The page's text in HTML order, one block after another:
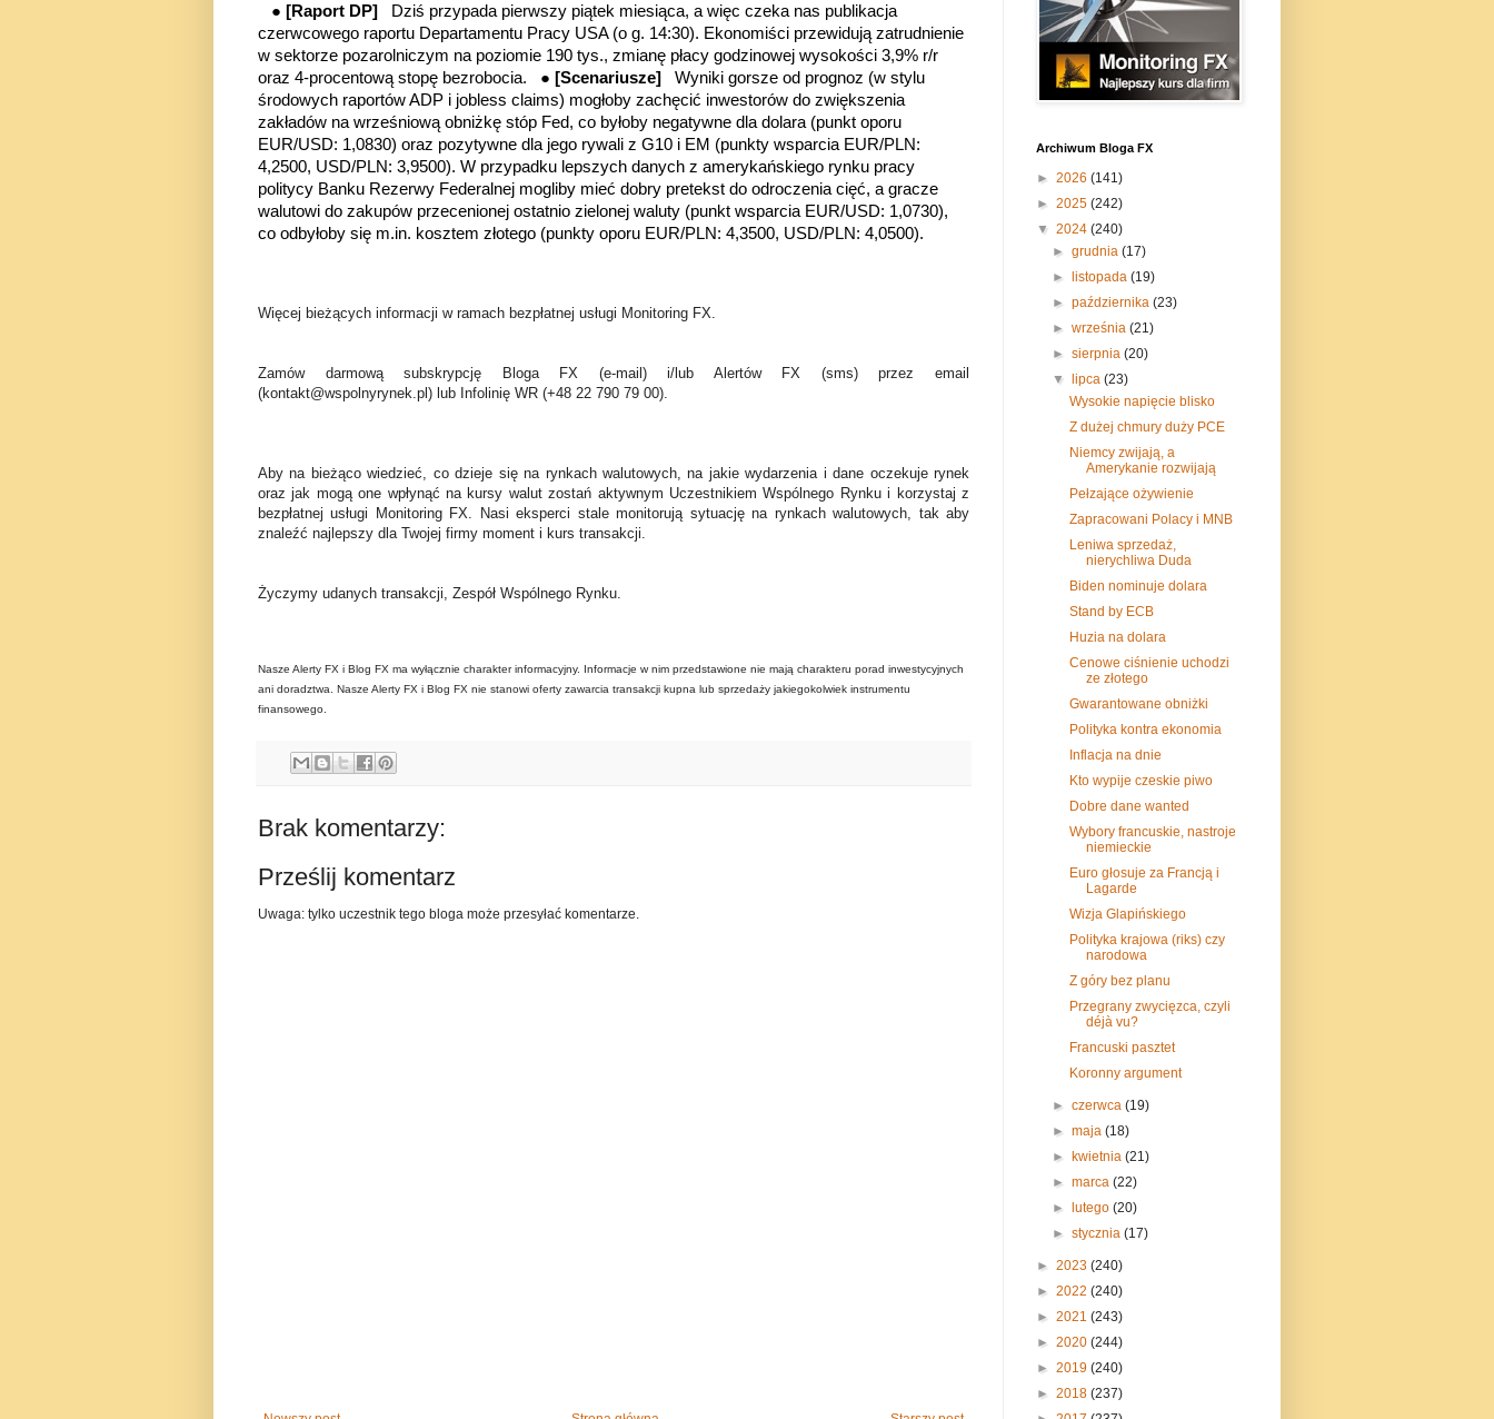
● [Raport DP]
Dziś przypada pierwszy piątek miesiąca, a więc czeka nas publikacja
czerwcowego raportu Departamentu Pracy USA (o g. 14:30). Ekonomiści przewidują zatrudnienie
w sektorze pozarolniczym na poziomie 190 tys., zmianę płacy godzinowej wysokości 3,9% r/r
oraz 4-procentową stopę bezrobocia. ● [Scenariusze] Wyniki gorsze od prognoz (w stylu
środowych raportów ADP i jobless claims) mogłoby zachęcić inwestorów do zwiększenia
zakładów na wrześniową obniżkę stóp Fed, co byłoby negatywne dla dolara (punkt oporu
EUR/USD: 1,0830) oraz pozytywne dla jego rywali z G10 i EM (punkty wsparcia EUR/PLN:
4,2500, USD/PLN: 3,9500). W przypadku lepszych danych z amerykańskiego rynku pracy
politycy Banku Rezerwy Federalnej mogliby mieć dobry pretekst do odroczenia cięć, a gracze
walutowi do zakupów przecenionej ostatnio zielonej waluty (punkt wsparcia EUR/USD: 1,0730),
co odbyłoby się m.in. kosztem złotego (punkty oporu EUR/PLN: 4,3500, USD/PLN: 4,0500).
Więcej bieżących informacji w ramach bezpłatnej usługi Monitoring FX.
Zamów darmową subskrypcję Bloga FX (e-mail) i/lub Alertów FX (sms) przez email
(kontakt@wspolnyrynek.pl) lub Infolinię WR (+48 22 790 79 00).
Aby na bieżąco wiedzieć, co dzieje się na rynkach walutowych, na jakie wydarzenia i dane oczekuje rynek
oraz jak mogą one wpłynąć na kursy walut zostań aktywnym Uczestnikiem Wspólnego Rynku i korzystaj z
bezpłatnej usługi Monitoring FX. Nasi eksperci stale monitorują sytuację na rynkach walutowych, tak aby
znaleźć najlepszy dla Twojej firmy moment i kurs transakcji.
Życzymy udanych transakcji, Zespół Wspólnego Rynku.
Nasze Alerty FX i Blog FX ma wyłącznie charakter informacyjny. Informacje w nim przedstawione nie mają charakteru porad inwestycyjnych
ani doradztwa. Nasze Alerty FX i Blog FX nie stanowi oferty zawarcia transakcji kupna lub sprzedaży jakiegokolwiek instrumentu
finansowego.
Brak komentarzy:
Prześlij komentarz
Uwaga: tylko uczestnik tego bloga może przesyłać komentarze.
Archiwum Bloga FX
► 2026 (141)
► 2025 (242)
▼ 2024 (240)
►grudnia(17)
►listopada(19)
►października(23)
►września(21)
►sierpnia(20)
▼lipca(23)
Wysokie napięcie blisko
Z dużej chmury duży PCE
Niemcy zwijają, a
Amerykanie rozwijają
Pełzające ożywienie
Zapracowani Polacy i MNB
Leniwa sprzedaż,
nierychliwa Duda
Biden nominuje dolara
Stand by ECB
Huzia na dolara
Cenowe ciśnienie uchodzi
ze złotego
Gwarantowane obniżki
Polityka kontra ekonomia
Inflacja na dnie
Kto wypije czeskie piwo
Dobre dane wanted
Wybory francuskie, nastroje
niemieckie
Euro głosuje za Francją i
Lagarde
Wizja Glapińskiego
Polityka krajowa (riks) czy
narodowa
Z góry bez planu
Przegrany zwycięzca, czyli
déjà vu?
Francuski pasztet
Koronny argument
►czerwca(19)
►maja(18)
►kwietnia(21)
►marca(22)
►lutego(20)
►stycznia(17)
► 2023 (240)
► 2022 (240)
► 2021 (243)
► 2020 (244)
► 2019 (240)
► 2018 (237)